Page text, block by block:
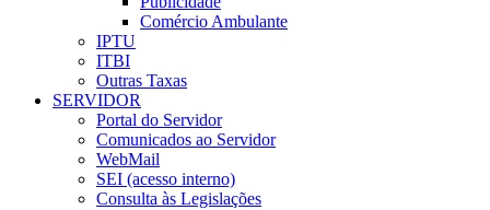
Comércio Ambulante
IPTU
ITBI
Outras Taxas
SERVIDOR
Portal do Servidor
Comunicados ao Servidor
WebMail
SEI (acesso interno)
Consulta às Legislações